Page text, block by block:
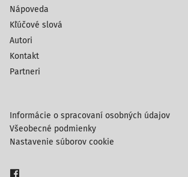
Nápoveda
Kľúčové slová
Autori
Kontakt
Partneri
Informácie o spracovaní osobných údajov
Všeobecné podmienky
Nastavenie súborov cookie